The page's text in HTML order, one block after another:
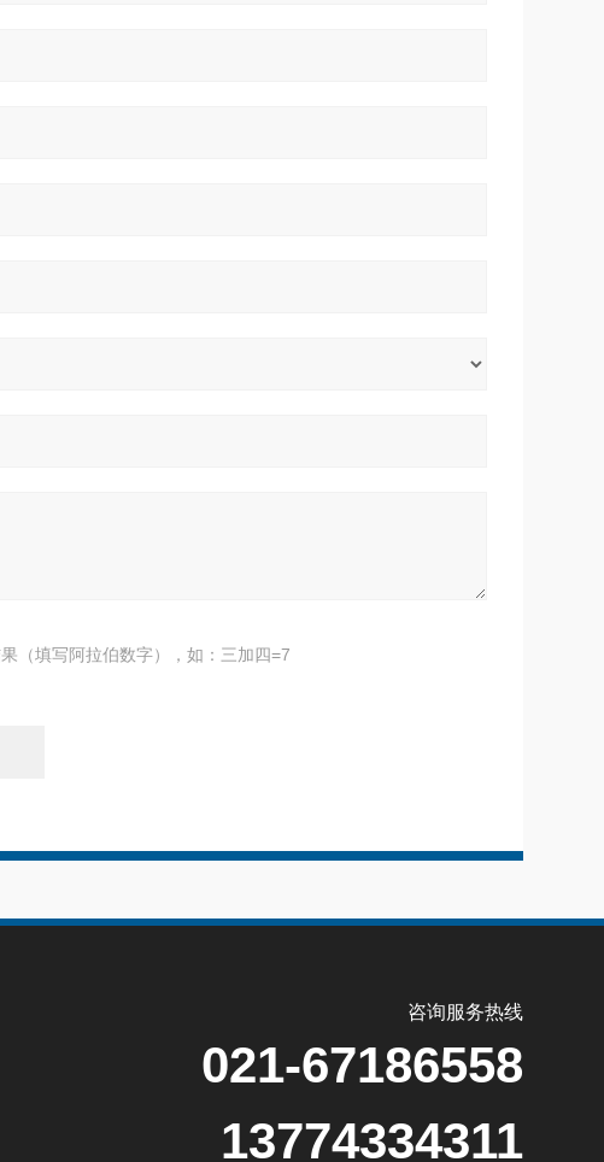
（填写阿拉伯数字），如：三加四=7
咨询服务热线
021-67186558
13774334311